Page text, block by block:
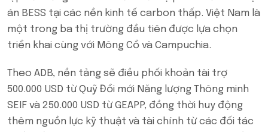
án BESS tại các nền kinh tế carbon thấp. Việt Nam là
một trong ba thị trường đầu tiên được lựa chọn
triển khai cùng với Mông Cổ và Campuchia.
Theo ADB, nền tảng sẽ điều phối khoản tài trợ
500.000 USD từ Quỹ Đổi mới Năng lượng Thông minh
SEIF và 250.000 USD từ GEAPP, đồng thời huy động
thêm nguồn lực kỹ thuật và tài chính từ các đối tác